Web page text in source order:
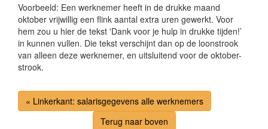
Voorbeeld: Een werknemer heeft in de drukke maand
oktober vrijwillig een flink aantal extra uren gewerkt. Voor
hem zou u hier de tekst 'Dank voor je hulp in drukke tijden!’
in kunnen vullen. Die tekst verschijnt dan op de loonstrook
van alleen deze werknemer, en uitsluitend voor de oktober-
strook.
« Linkerkant: salarisgegevens alle werknemers
Terug naar boven